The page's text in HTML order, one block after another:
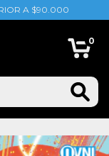
A $90.000
0